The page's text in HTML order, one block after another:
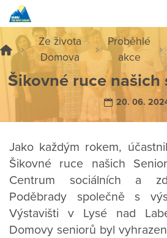
Ze života
Domova
Proběhlé
akce
Šikovné ruce
20. 06.
Jako každým rokem,
Šikovné ruce našich
Centrum sociálních a
Poděbrady společně s
Výstavišti v Lysé nad
Domovy seniorů byl